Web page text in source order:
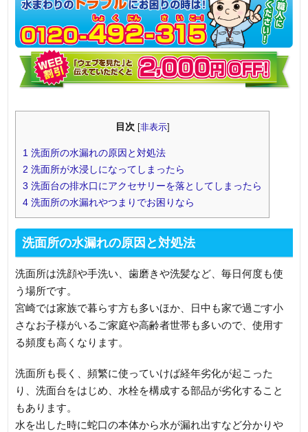
目次 [非表示]
1 洗面所の水漏れの原因と対処法
2 洗面所が水浸しになってしまったら
3 洗面台の排水口にアクセサリーを落としてしまったら
4 洗面所の水漏れやつまりでお困りなら
洗面所の水漏れの原因と対処法
洗面所は洗顔や手洗い、歯磨きや洗髪など、毎日何度も使
う場所です。
宮崎では家族で暮らす方も多いほか、日中も家で過ごす小
さなお子様がいるご家庭や高齢者世帯も多いので、使用す
る頻度も高くなります。
洗面所も長く、頻繁に使っていけば経年劣化が起こった
り、洗面台をはじめ、水栓を構成する部品が劣化すること
もあります。
水を出した時に蛇口の本体から水が漏れ出すなど分かりや